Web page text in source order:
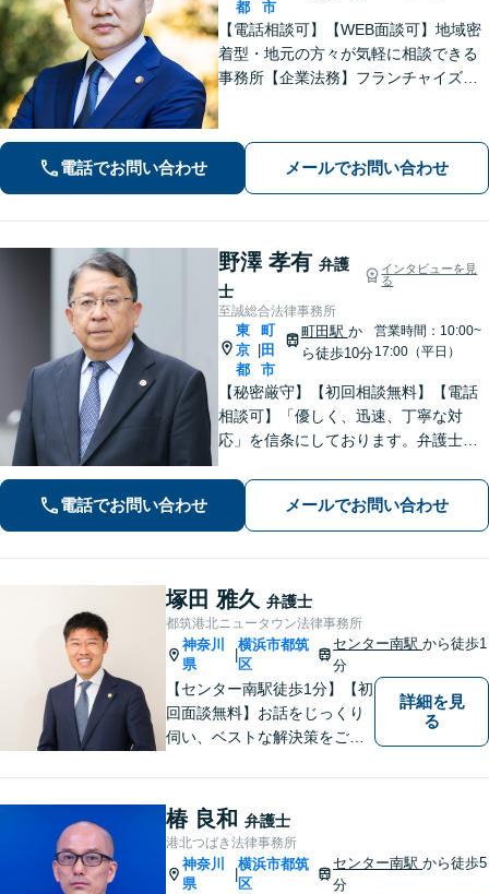
都
市
【電話相談可】【WEB面談可】地域密
着型・地元の方々が気軽に相談できる
事務所【企業法務】フランチャイズ・
室】【町田駅4分】
電話でお問い合わせ メールでお問い合わせ
野澤 孝有 弁護
士
インタビューを見
る
至誠総合法律事務所
東
京
都
町
田
市
町田駅 か
ら徒歩10分
営業時間：10:00~
17:00（平日）
【秘密厳守】【初回相談無料】【電話
相談可】「優しく、迅速、丁寧な対
応」を信条にしております。弁護士に
少しの勇気を出して、お気軽にご相談
ください。【休日・夜間面談可】
電話でお問い合わせ メールでお問い合わせ
塚田 雅久 弁護士
都筑港北ニュータウン法律事務所
神奈川
県
横浜市都筑
区
センター南駅から徒歩1
分
【センター南駅徒歩1分】【初
回面談無料】お話をじっくり
伺い、ベストな解決策をご一
す。【夜間／休日対応可能】
難解な用語は極力用いずに平
易かつ具体的な説明を心がけ
ていますので、まずは一度お
気軽にご相談頂ければと思い
詳細を見
る
椿 良和 弁護士
港北つばき法律事務所
神奈川
県
横浜市都筑
区
センター南駅から徒歩5
分